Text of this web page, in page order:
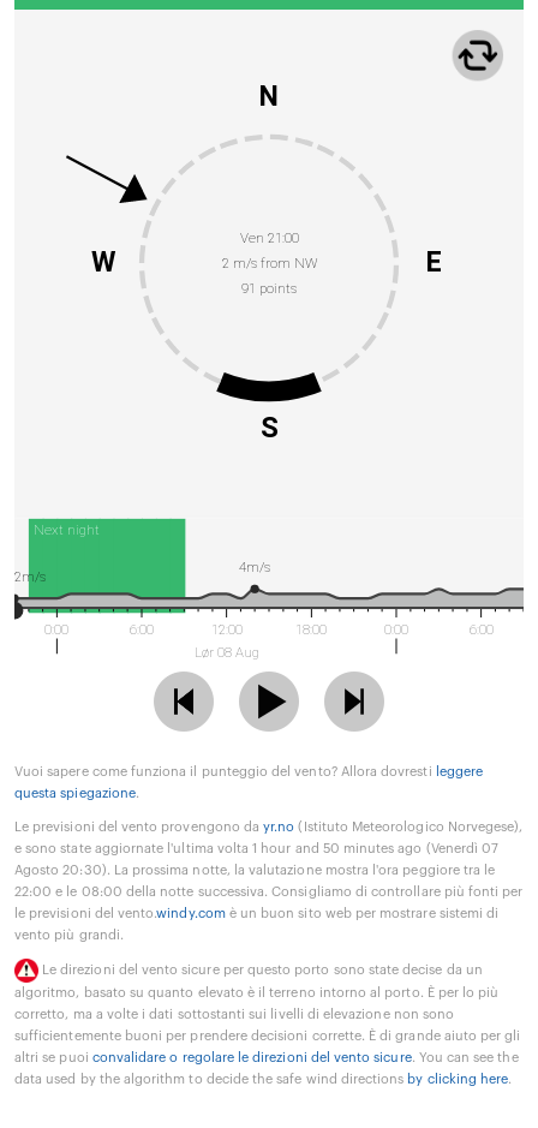
Ven 21:00
2 m/s from NW
91 points
N
E
S
W
Next night
0:00 6:00
12:00
Lør 08 Aug
18:00 0:00 6:00
4m/s
2m/s
Vuoi sapere come funziona il punteggio del vento? Allora dovresti
leggere
questa spiegazione.
Le previsioni del vento provengono dayr.no (Istituto Meteorologico Norvegese),
e sono state aggiornate l'ultima volta 1 hour and 50 minutes ago (Venerdì 07
Agosto 20:30). La prossima notte, la valutazione mostra l'ora peggiore tra le
22:00 e le 08:00 della notte successiva. Consigliamo di controllare più fonti per
le previsioni del vento.windy.comè un buon sito web per mostrare sistemi di
vento più grandi.
Le direzioni del vento sicure per questo porto sono state decise da un
algoritmo, basato su quanto elevato è il terreno intorno al porto. È per lo più
corretto, ma a volte i dati sottostanti sui livelli di elevazione non sono
sufficientemente buoni per prendere decisioni corrette. È di grande aiuto per gli
altri se puoi convalidare o regolare le direzioni del vento sicure. You can see the
data used by the algorithm to decide the safe wind directions by clicking here.